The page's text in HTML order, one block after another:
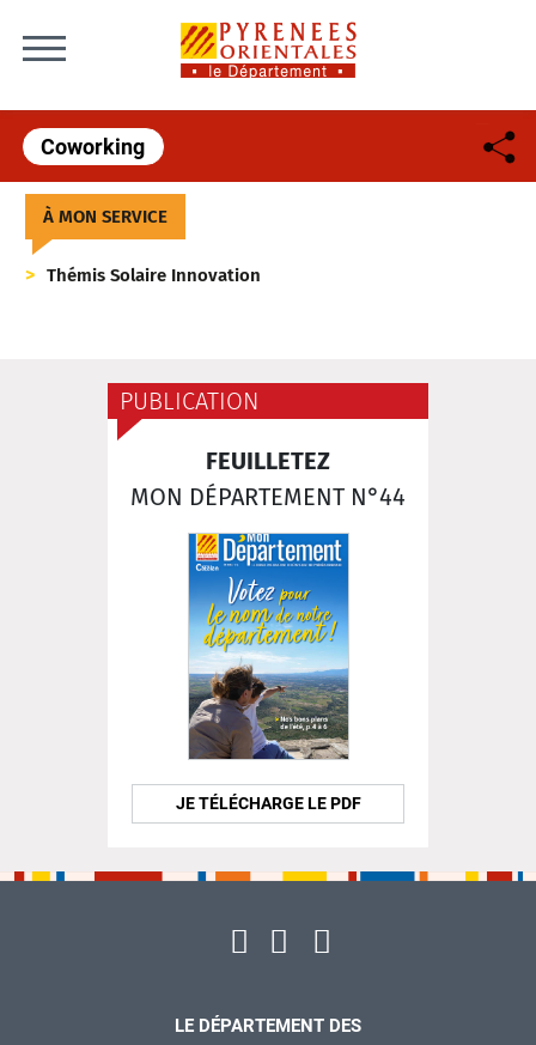
Coworking
À MON SERVICE
Thémis Solaire Innovation
PUBLICATION
FEUILLETEZ
MON DÉPARTEMENT N°44
JE TÉLÉCHARGE LE PDF
LE DÉPARTEMENT DES